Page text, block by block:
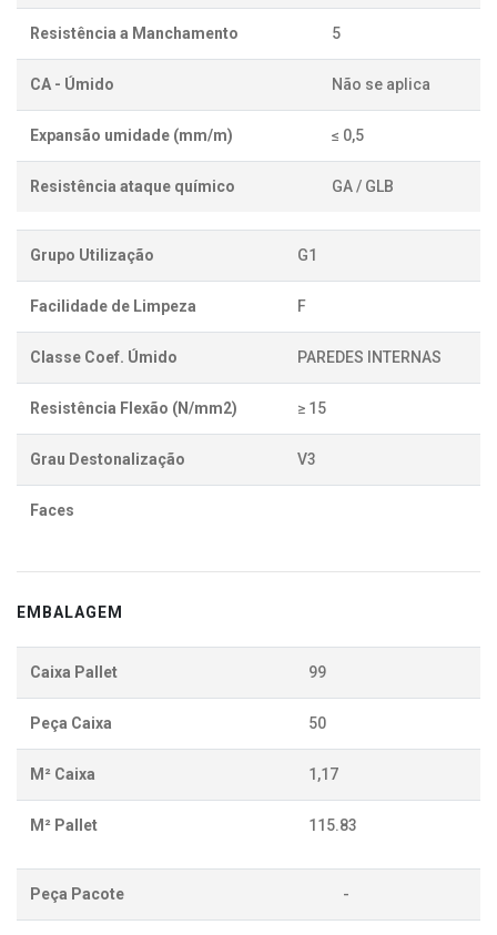
Resistência a Manchamento 5
CA - Úmido Não se aplica
Expansão umidade (mm/m) ≤ 0,5
Resistência ataque químico GA / GLB
Grupo Utilização G1
Facilidade de Limpeza F
Classe Coef. Úmido PAREDES INTERNAS
Resistência Flexão (N/mm2) ≥ 15
Grau Destonalização V3
Faces
EMBALAGEM
Caixa Pallet 99
Peça Caixa 50
M² Caixa 1,17
M² Pallet 115.83
Peça Pacote -